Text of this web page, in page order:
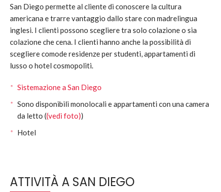
San Diego permette al cliente di conoscere la cultura
americana e trarre vantaggio dallo stare con madrelingua
inglesi. I clienti possono scegliere tra solo colazione o sia
colazione che cena. I clienti hanno anche la possibilità di
scegliere comode residenze per studenti, appartamenti di
lusso o hotel cosmopoliti.
Sistemazione a San Diego
Sono disponibili monolocali e appartamenti con una camera
da letto ((vedi foto))
Hotel
ATTIVITÀ A SAN DIEGO